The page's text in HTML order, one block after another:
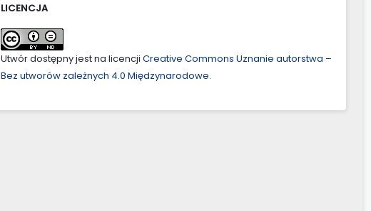
LICENCJA
Utwór dostępny jest na licencji Creative Commons Uznanie autorstwa –
Bez utworów zależnych 4.0 Międzynarodowe.